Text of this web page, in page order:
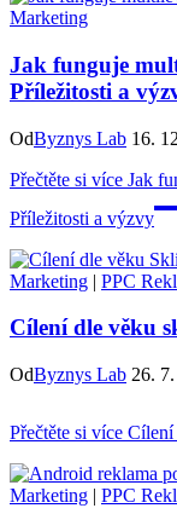
Marketing
Jak funguje
Příležitosti a
OdByznys Lab 16.
Přečtěte si více Jak
Příležitosti a výzvy
Marketing | PPC
Cílení dle věku
OdByznys Lab 26.
Přečtěte si více Cílení
Marketing | PPC